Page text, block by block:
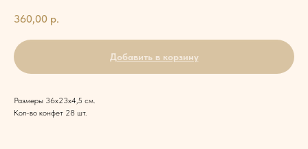
360,00 р.
Добавить в корзину
Размеры 36x23x4,5 см.
Кол-во конфет 28 шт.